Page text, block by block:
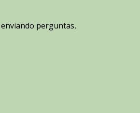
perguntas,